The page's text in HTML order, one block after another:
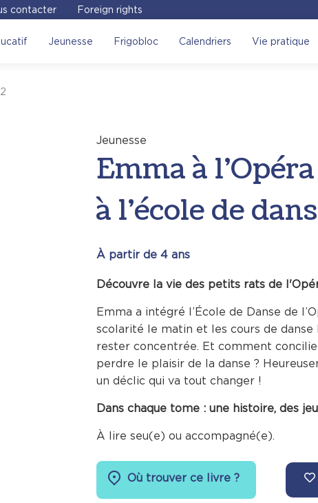
contacter Foreign rights
Jeunesse Frigobloc Calendriers Vie pratique
Jeunesse
Emma à
à l’école de
À partir de 4 ans
Découvre la vie des petits rats de
Emma a intégré l’École de Danse de
scolarité le matin et les cours de danse
rester concentrée. Et comment
perdre le plaisir de la danse ?
un déclic qui va tout changer !
Dans chaque tome : une histoire, des
À lire seu(e) ou accompagné(e).
Où trouver ce livre ?
des
le site